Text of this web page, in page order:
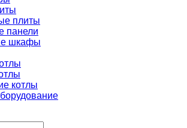
плиты
панели
шкафы
котлы